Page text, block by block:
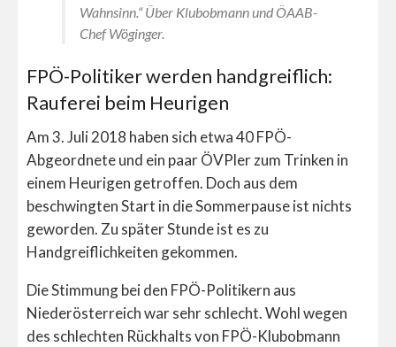
Wahnsinn.“ Über Klubobmann und ÖAAB-
Chef Wöginger.
FPÖ-Politiker werden handgreiflich:
Rauferei beim Heurigen
Am 3. Juli 2018 haben sich etwa 40 FPÖ-
Abgeordnete und ein paar ÖVPler zum Trinken in
einem Heurigen getroffen. Doch aus dem
beschwingten Start in die Sommerpause ist nichts
geworden. Zu später Stunde ist es zu
Handgreiflichkeiten gekommen.
Die Stimmung bei den FPÖ-Politikern aus
Niederösterreich war sehr schlecht. Wohl wegen
des schlechten Rückhalts von FPÖ-Klubobmann